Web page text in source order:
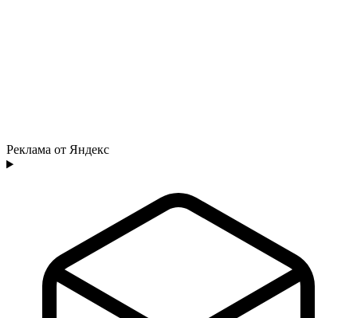
Реклама от Яндекс